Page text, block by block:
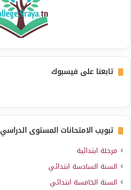
تابعنا على فيسبوك
تبويب الامتحانات المستوى الدراسي
مرحلة ابتدائية
السنة السادسة ابتدائي
السنة الخامسة ابتدائي